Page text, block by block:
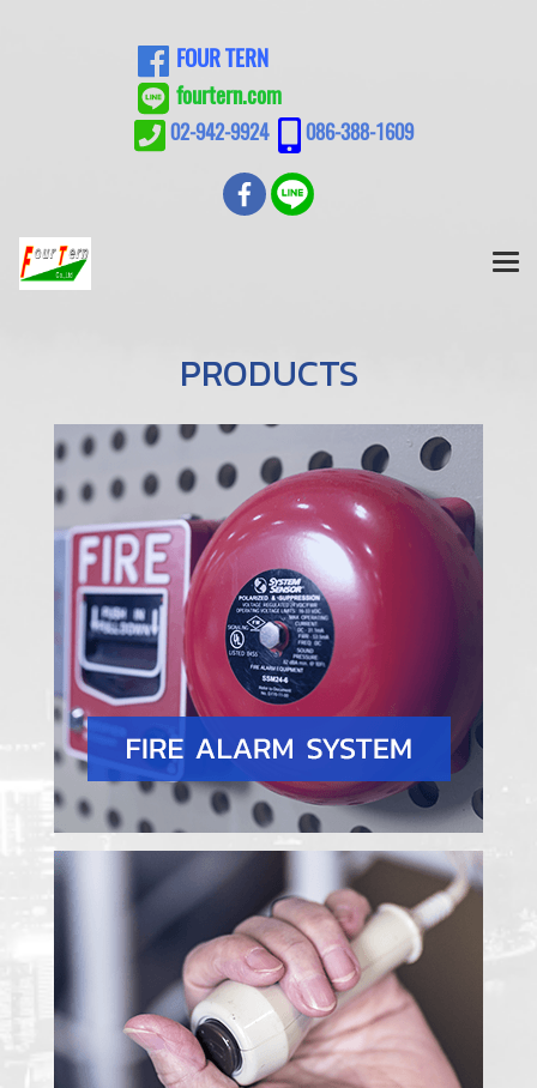
FOUR TERN
fourtern.com
02-942-9924 086-388-1609
PRODUCTS